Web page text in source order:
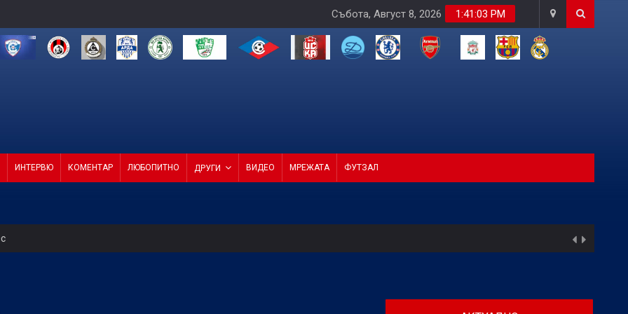
1:41:05 PM
Събота, Август 8, 2026
ИНТЕРВЮ КОМЕНТАР ЛЮБОПИТНО ДРУГИ ВИДЕО МРЕЖАТА ФУТЗАЛ